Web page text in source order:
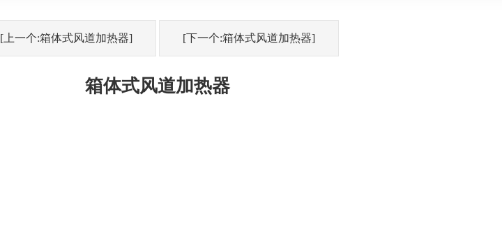
[上一个:箱体式风道加热器] [下一个:箱体式风道加热器]
箱体式风道加热器